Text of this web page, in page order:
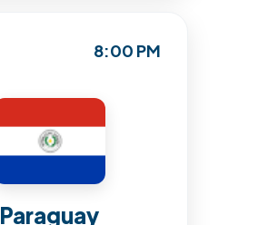
8:00 PM
Paraguay